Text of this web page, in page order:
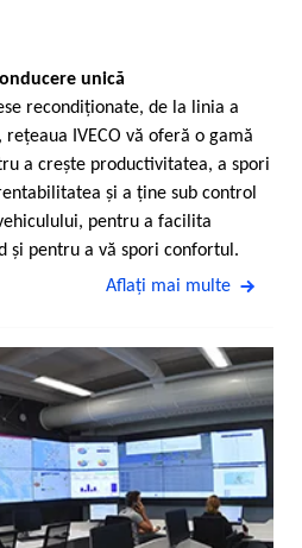
unică
recondiţionate, de la linia a
IVECO vă oferă o gamă
a creşte productivitatea, a spori
şi a ţine sub control
pentru a facilita
şi pentru a vă spori confortul.
Aflaţi mai multe